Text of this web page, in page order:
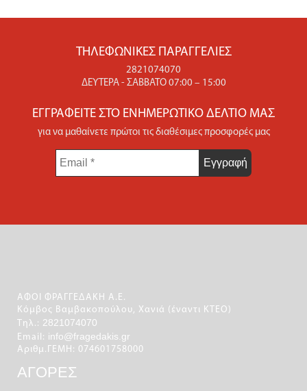
ΤΗΛΕΦΩΝΙΚΈΣ ΠΑΡΑΓΓΕΛΊΕΣ
2821074070
ΔΕΥΤΈΡΑ - ΣΆΒΒΑΤΟ 07:00 – 15:00
ΕΓΓΡΑΦΕΊΤΕ ΣΤΟ ΕΝΗΜΕΡΩΤΙΚΌ ΔΕΛΤΊΟ ΜΑΣ
για να μαθαίνετε πρώτοι τις διαθέσιμες προσφορές μας
Email
ΑΦΟΙ ΦΡΑΓΓΕΔΑΚΗ Α.Ε.
Κόμβος Βαμβακοπούλου, Χανιά (έναντι ΚΤΕΟ)
Τηλ.: 2821074070
Email: info@fragedakis.gr
Αριθμ.ΓΕΜΗ: 074601758000
ΑΓΟΡΕΣ